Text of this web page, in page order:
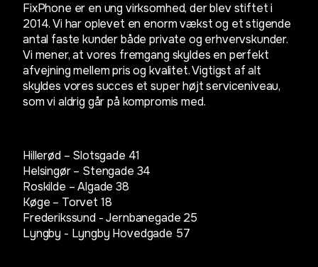
FixPhone er en ung virksomhed, der blev stiftet i
2014. Vi har oplevet en enorm vækst og et stigende
antal faste kunder både private og erhvervskunder.
Vi mener, at vores fremgang skyldes en perfekt
afvejning mellem pris og kvalitet. Vigtigst af alt
skyldes vores succes et super højt serviceniveau,
som vi aldrig går på kompromis med.
Hillerød – Slotsgade 41
Helsingør – Stengade 34
Roskilde – Algade 38
Køge – Torvet 18
Frederikssund - Jernbanegade 25
Lyngby - Lyngby Hovedgade 57